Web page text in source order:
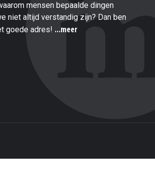
mensen bepaalde dingen
niet altijd verstandig zijn? Dan ben
goede adres! ...meer